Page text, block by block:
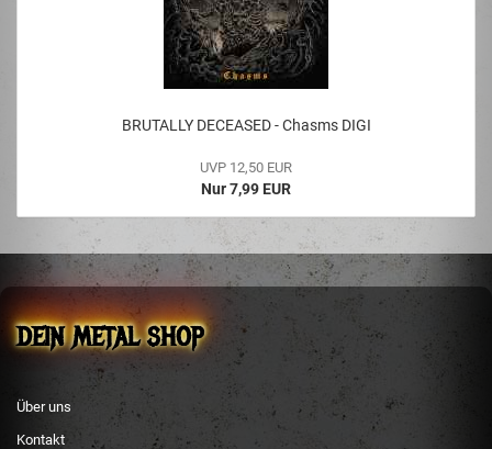
BRUTALLY DECEASED - Chasms DIGI
UVP 12,50 EUR
Nur 7,99 EUR
DEIN METAL SHOP
Über uns
Kontakt